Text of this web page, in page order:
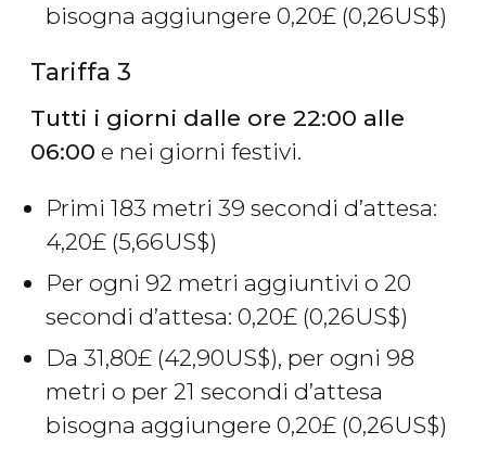
bisogna aggiungere 0,20£ (0,26US$)
Tariffa 3
Tutti i giorni dalle ore 22:00 alle
06:00 e nei giorni festivi.
Primi 183 metri 39 secondi d’attesa:
4,20£ (5,66US$)
Per ogni 92 metri aggiuntivi o 20
secondi d’attesa: 0,20£ (0,26US$)
Da 31,80£ (42,90US$), per ogni 98
metri o per 21 secondi d’attesa
bisogna aggiungere 0,20£ (0,26US$)